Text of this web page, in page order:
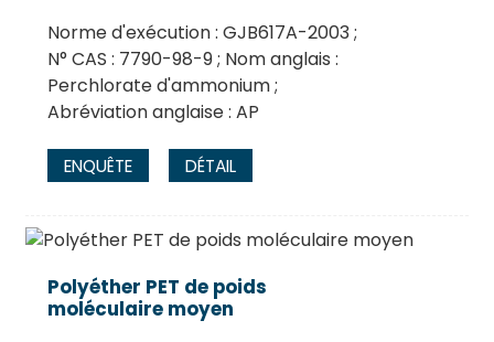
Norme d'exécution : GJB617A-2003 ;
N° CAS : 7790-98-9 ; Nom anglais :
Perchlorate d'ammonium ;
Abréviation anglaise : AP
ENQUÊTE DÉTAIL
Polyéther PET de poids
moléculaire moyen